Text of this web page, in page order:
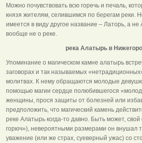
Можно почувствовать всю горечь и печаль,
князя жителям, селившимся по берегам реки.
имеется в виду другое название – Латорь, а
вообще не о реке.
река Алатырь в
Упоминание о магическом камне алатырь
заговорах и так называемых
молитвах. К нему обращаются молодые
помощью магии сердце полюбившегося
женщины, прося защиты от болезней или
предположить, что магический камень
реке Алатырь когда-то давно. Быть может,
горюч»), невероятными размерами он внушал
уважение (или же страх, суеверный ужас) со